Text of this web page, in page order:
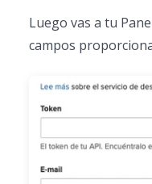
Luego vas a tu
campos